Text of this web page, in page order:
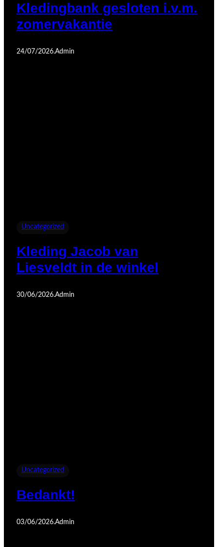
Kledingbank gesloten i.v.m.
zomervakantie
24/07/2026.Admin
Uncategorized
Kleding Jacob van
Liesveldt in de winkel
30/06/2026.Admin
Uncategorized
Bedankt!
03/06/2026.Admin